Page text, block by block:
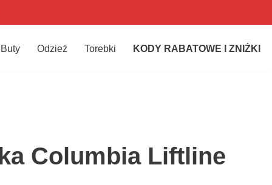
Buty Odzież Torebki KODY RABATOWE I ZNIŻKI
Columbia Liftline